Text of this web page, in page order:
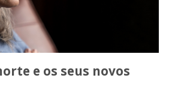
e os seus novos